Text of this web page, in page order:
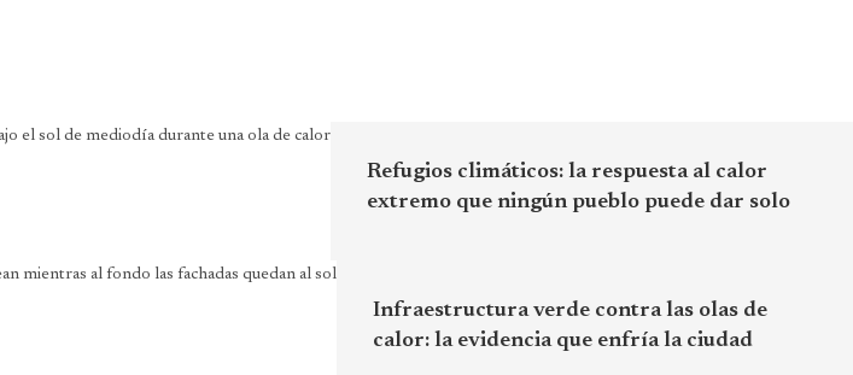
Refugios climáticos: la respuesta al calor
extremo que ningún pueblo puede dar solo
Infraestructura verde contra las olas de
calor: la evidencia que enfría la ciudad